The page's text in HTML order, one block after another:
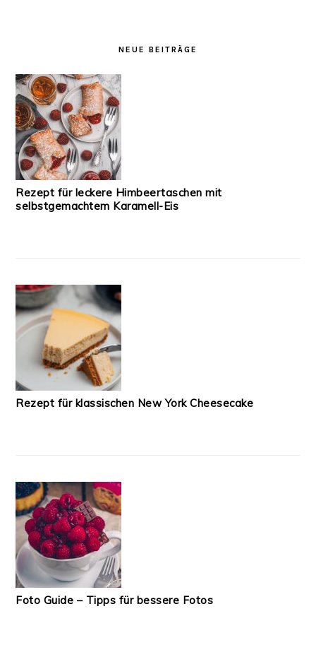
NEUE BEITRÄGE
Rezept für leckere Himbeertaschen mit
selbstgemachtem Karamell-Eis
Rezept für klassischen New York Cheesecake
Foto Guide – Tipps für bessere Fotos